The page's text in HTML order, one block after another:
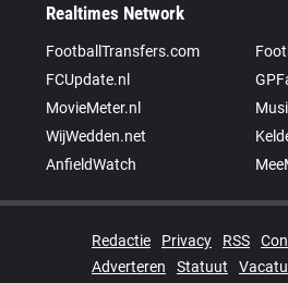
Realtimes Network
FootballTransfers.com
FCUpdate.nl
MovieMeter.nl
WijWedden.net
AnfieldWatch
Redactie Privacy RSS
Adverteren
Statuut